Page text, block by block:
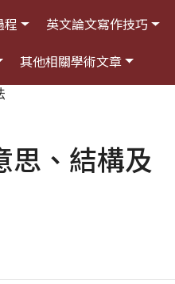
程 英文論文寫作技巧
其他相關學術文章
、結構及